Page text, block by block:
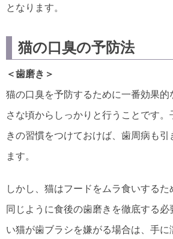
となります。
猫の口臭の予防法
＜歯磨き＞
猫の口臭を予防するために一番効果的
さな頃からしっかりと行うことです
きの習慣をつけておけば、歯周病も引
ます。
しかし、猫はフードをムラ食いするた
同じように食後の歯磨きを徹底する
い猫が歯ブラシを嫌がる場合は、手に